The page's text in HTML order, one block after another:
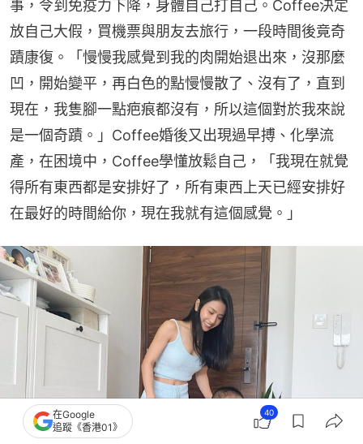
事，令到免疫力下降，身體自己打自己。Coffee決定
放自己大假，買機票與朋友去旅行，一段時間後竟奇
蹟康復。「慢慢我感覺到我的肉開始退出來，沒那麼
凹，開始變平，再白色的點慢慢散了、沒有了，直到
現在，我隻腳一點疤痕都沒有，所以這個對於我來說
是一個奇蹟。」Coffee婚後又出現過早搏、化學流
產，在困境中，Coffee學懂放鬆自己，「我現在就覺
得所有東西都是安排好了，所有東西上天已經安排好
在最好的時間給你，現在我就有這個感覺。」
在Google
追蹤《香港01》
40